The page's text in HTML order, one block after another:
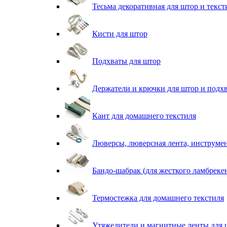
Тесьма декоративная для штор и
Кисти для штор
Подхваты для штор
Держатели и крючки для штор и
Кант для домашнего текстиля
Люверсы, люверсная лента,
Бандо-шабрак (для жесткого
Термостежка для домашнего текстиля
Утяжелители и магнитные ленты для